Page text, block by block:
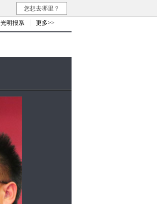
您想去哪里？
光明报系 更多>>